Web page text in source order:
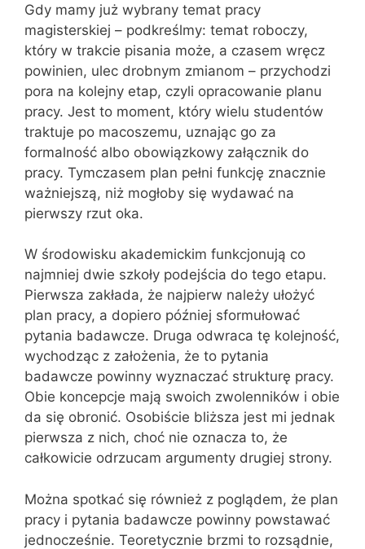
Gdy mamy już wybrany temat pracy
magisterskiej – podkreślmy: temat roboczy,
który w trakcie pisania może, a czasem wręcz
powinien, ulec drobnym zmianom – przychodzi
pora na kolejny etap, czyli opracowanie planu
pracy. Jest to moment, który wielu studentów
traktuje po macoszemu, uznając go za
formalność albo obowiązkowy załącznik do
pracy. Tymczasem plan pełni funkcję znacznie
ważniejszą, niż mogłoby się wydawać na
pierwszy rzut oka.
W środowisku akademickim funkcjonują co
najmniej dwie szkoły podejścia do tego etapu.
Pierwsza zakłada, że najpierw należy ułożyć
plan pracy, a dopiero później sformułować
pytania badawcze. Druga odwraca tę kolejność,
wychodząc z założenia, że to pytania
badawcze powinny wyznaczać strukturę pracy.
Obie koncepcje mają swoich zwolenników i obie
da się obronić. Osobiście bliższa jest mi jednak
pierwsza z nich, choć nie oznacza to, że
całkowicie odrzucam argumenty drugiej strony.
Można spotkać się również z poglądem, że plan
pracy i pytania badawcze powinny powstawać
jednocześnie. Teoretycznie brzmi to rozsądnie,